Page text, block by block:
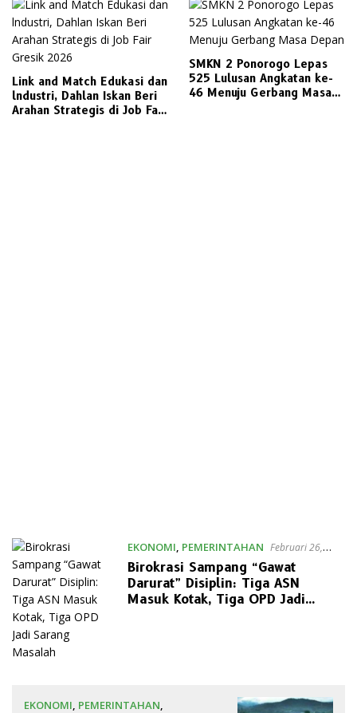
Link and Match Edukasi dan
lndustri, Dahlan Iskan Beri
Arahan Strategis di Job Fair
SMKN 2 Ponorogo Lepas
525 Lulusan Angkatan ke-
46 Menuju Gerbang Masa
EKONOMI, PEMERINTAHAN Februari 26,
2026
Birokrasi Sampang “Gawat
Darurat” Disiplin: Tiga ASN
Masuk Kotak, Tiga OPD Jadi
EKONOMI, PEMERINTAHAN,